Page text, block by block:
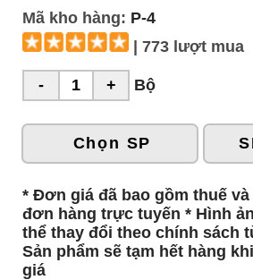
Mã kho hàng: P-4
| 773 lượt mua
Bộ
Chọn SP
* Đơn giá đã bao gồm thuế
đơn hàng trực tuyến * Hình
thể thay đổi theo chính sách
Sản phẩm sẽ tạm hết hàng
giá